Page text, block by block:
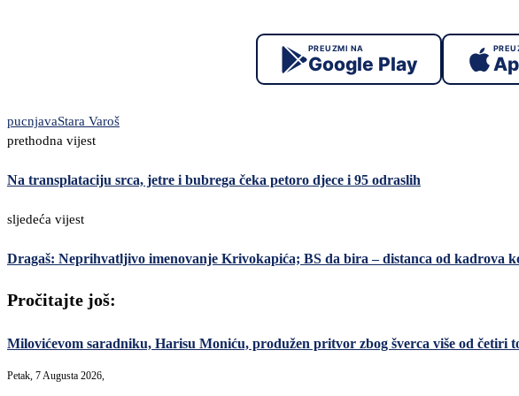
PREUZMI NA
Google Play
pucnjavaStara Varoš
prethodna vijest
Na transplataciju srca, jetre i bubrega čeka petoro djece i 95 odraslih
sljedeća vijest
Dragaš: Neprihvatljivo imenovanje Krivokapića; BS da bira – distanca od kadrova
Pročitajte još:
Milovićevom saradniku, Harisu Moniću, produžen pritvor zbog šverca više od četiri
Petak, 7 Augusta 2026,